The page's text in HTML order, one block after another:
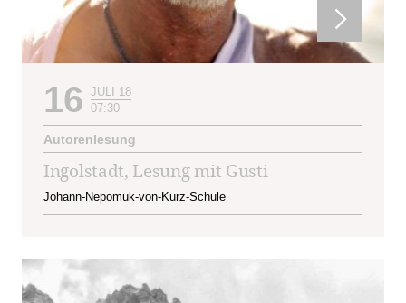
16 JULI 18
07:30
Autorenlesung
Ingolstadt, Lesung mit Gusti
Johann-Nepomuk-von-Kurz-Schule